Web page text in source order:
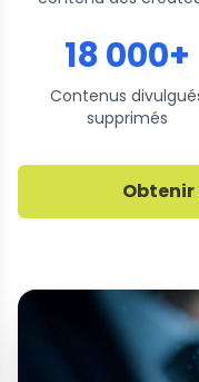
18 000+
Contenus
supprimés